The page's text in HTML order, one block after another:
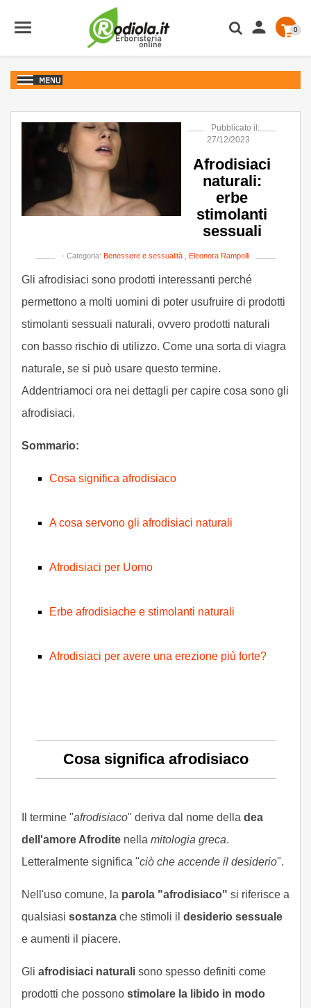
 0
Pubblicato il:
27/12/2023
Afrodisiaci
naturali:
erbe
stimolanti
sessuali
- Categoria: Benessere e sessualità Eleonora Rampolli
Gli afrodisiaci sono prodotti interessanti perché
permettono a molti uomini di poter usufruire di prodotti
stimolanti sessuali naturali, ovvero prodotti naturali
con basso rischio di utilizzo. Come una sorta di viagra
naturale, se si può usare questo termine.
Addentriamoci ora nei dettagli per capire cosa sono gli
afrodisiaci.
Sommario:
Cosa significa afrodisiaco
A cosa servono gli afrodisiaci naturali
Afrodisiaci per Uomo
Erbe afrodisiache e stimolanti naturali
Afrodisiaci per avere una erezione più forte?
Cosa significa afrodisiaco
Il termine "afrodisiaco" deriva dal nome della dea
dell'amore Afrodite nella mitologia greca.
Letteralmente significa "ciò che accende il desiderio".
Nell'uso comune, la parola "afrodisiaco" si riferisce a
qualsiasi sostanza che stimoli il desiderio sessuale
e aumenti il piacere.
Gli afrodisiaci naturali sono spesso definiti come
prodotti che possono stimolare la libido in modo